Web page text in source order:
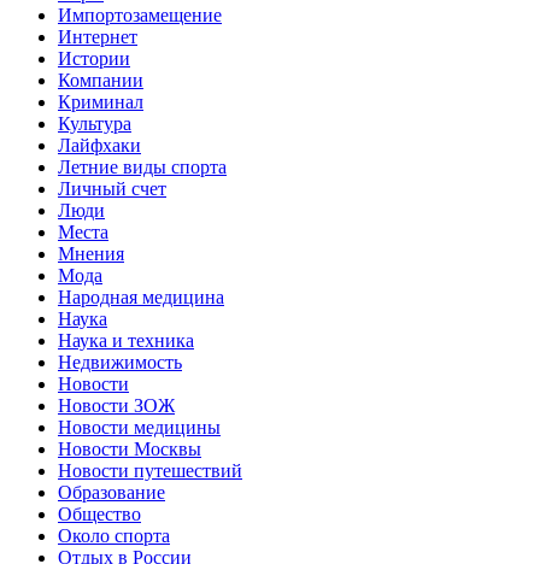
Импортозамещение
Интернет
Истории
Компании
Криминал
Культура
Лайфхаки
Летние виды спорта
Личный счет
Люди
Места
Мнения
Мода
Народная медицина
Наука
Наука и техника
Недвижимость
Новости
Новости ЗОЖ
Новости медицины
Новости Москвы
Новости путешествий
Образование
Общество
Около спорта
Отдых в России